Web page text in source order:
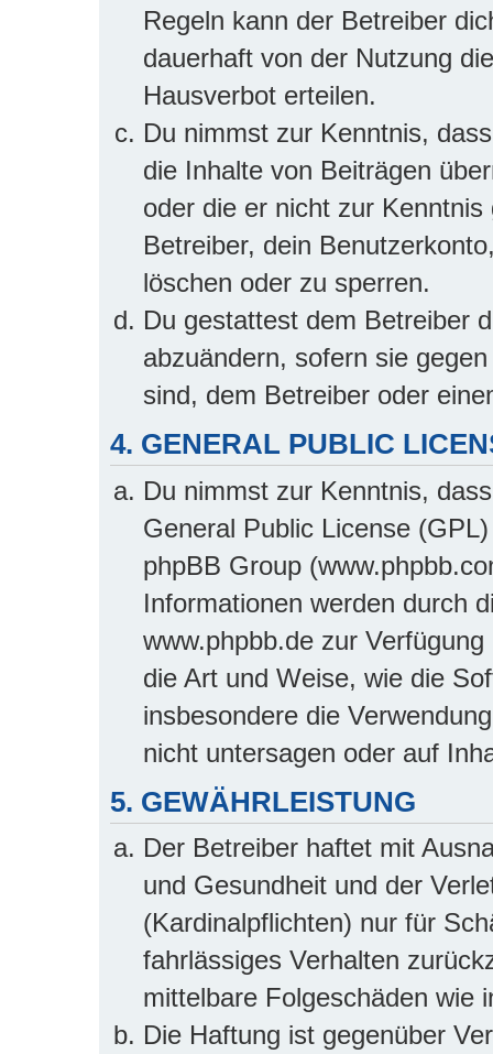
Regeln kann der Betreiber
dauerhaft von der Nutzung
Hausverbot erteilen.
Du nimmst zur Kenntnis,
die Inhalte von Beiträgen
oder die er nicht zur
Betreiber, dein
löschen oder zu sperren.
Du gestattest dem Betreiber
abzuändern, sofern sie
sind, dem Betreiber oder
4. GENERAL PUBLIC
Du nimmst zur Kenntnis,
General Public License
phpBB Group
Informationen werden durch
www.phpbb.de zur
die Art und Weise, wie die
insbesondere die
nicht untersagen oder auf
5. GEWÄHRLEISTUNG
Der Betreiber haftet mit
und Gesundheit und der
(Kardinalpflichten) nur für
fahrlässiges Verhalten
mittelbare Folgeschäden wie
Die Haftung ist gegenüber